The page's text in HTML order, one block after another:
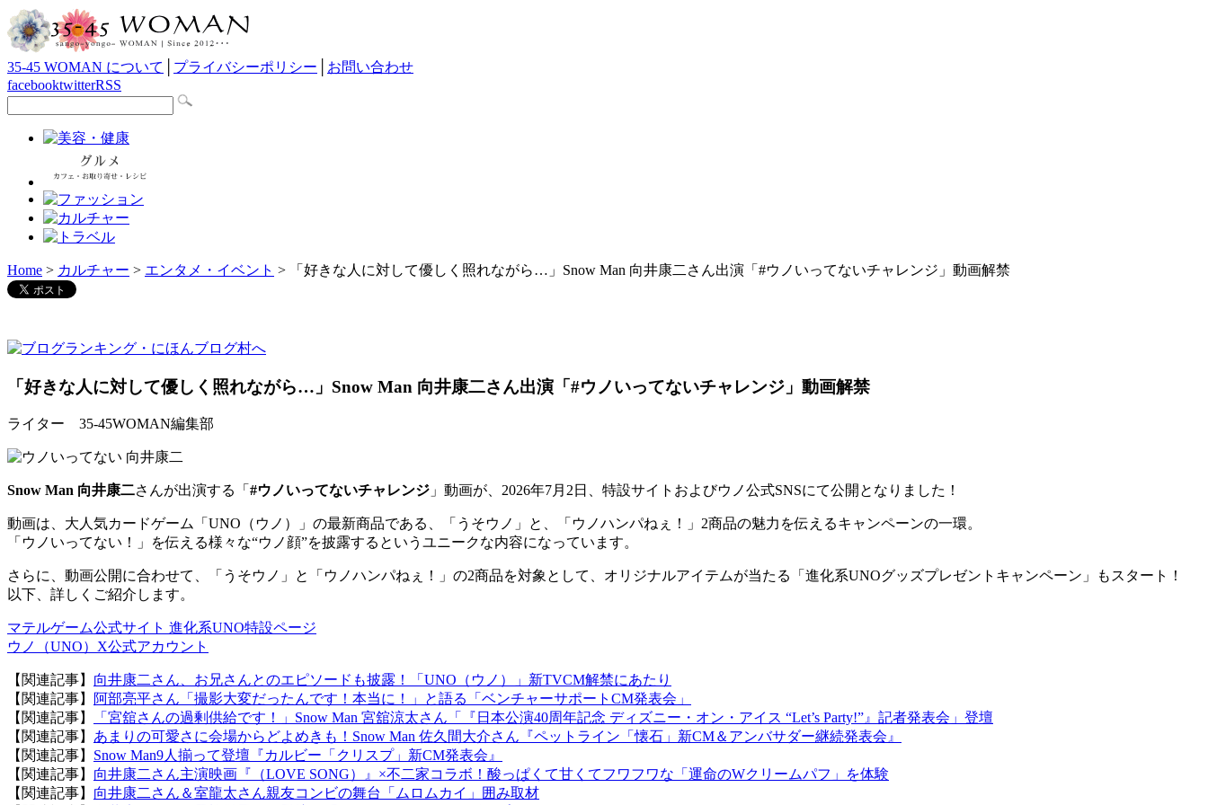
35-45 WOMAN について プライバシーポリシー
お問い合わせ
facebooktwitterRSS
Home > カルチャー > エンタメ・イベント > 「好きな人に対して優しく照れながら…」Snow Man 向井康二さん出演「#ウノいってないチャレンジ」動画解禁
「好きな人に対して優しく照れながら…」Snow Man 向井康二さん出演「#ウノいってないチャレンジ」動画解禁
ライター 35-45WOMAN編集部
Snow Man 向井康二さんが出演する「 #ウノいってないチャレンジ 」動画が、2026年7月2日、特設サイトおよびウノ公式SNSにて公開となりました！
動画は、大人気カードゲーム「UNO（ウノ）」の最新商品である、「うそウノ」と、「ウノハンパねぇ！」2商品の魅力を伝えるキャンペーンの一環。
「ウノいってない！」を伝える様々な“ウノ顔”を披露するというユニークな内容になっています。
さらに、動画公開に合わせて、「うそウノ」と「ウノハンパねぇ！」の2商品を対象として、オリジナルアイテムが当たる「進化系UNOグッズプレゼントキャンペーン」もスタート！
以下、詳しくご紹介します。
マテルゲーム公式サイト 進化系UNO特設ページ
ウノ（UNO）X公式アカウント
【関連記事】 向井康二さん、お兄さんとのエピソードも披露！「UNO（ウノ）」新TVCM解禁にあたり
【関連記事】
阿部亮平さん「撮影大変だったんです！本当に！」と語る「ベンチャーサポートCM発表会」
【関連記事】
「宮舘さんの過剰供給です！」Snow Man 宮舘涼太さん「『日本公演40周年記念 ディズニー・オン・アイス “Let’s Party!”』記者発表会」登壇
【関連記事】 あまりの可愛さに会場からどよめきも！Snow Man 佐久間大介さん『ペットライン「懐石」新CM＆アンバサダー継続発表会』
【関連記事】 Snow Man9人揃って登壇『カルビー「クリスプ」新CM発表会』
【関連記事】 向井康二さん主演映画『（LOVE SONG）』×不二家コラボ！酸っぱくて甘くてフワフワな「運命のWクリームパフ」を体験
【関連記事】 向井康二さん＆室龍太さん親友コンビの舞台「ムロムカイ」囲み取材